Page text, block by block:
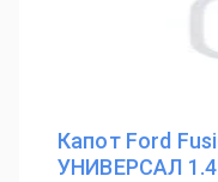
Капот Ford
УНИВЕРСАЛ 1.4